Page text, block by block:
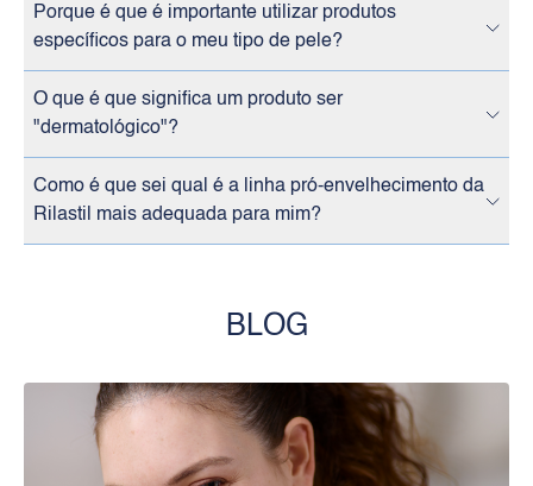
Porque é que é importante utilizar produtos
específicos para o meu tipo de pele?
O que é que significa um produto ser
"dermatológico"?
Como é que sei qual é a linha pró-envelhecimento da
Rilastil mais adequada para mim?
BLOG